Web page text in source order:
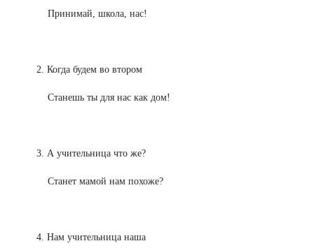
Принимай, школа, нас!
2. Когда будем во втором
Станешь ты для нас как дом!
3. А учительница что же?
Станет мамой нам похоже?
4. Нам учительница наша